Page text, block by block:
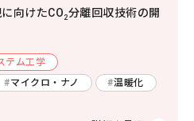
向けたCO 2分離回収技術の開
テム工学
マイクロ・ナノ
温暖化